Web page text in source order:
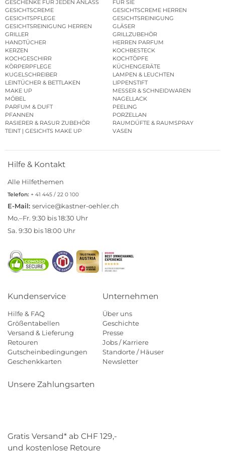
GESCHENKE FÜR JEDEN ANLASS
FÜR SIE
GESICHTSCREME
GESICHTSCREME HERREN
GESICHTSPFLEGE
GESICHTSREINIGUNG
GESICHTSREINIGUNG HERREN
GLÄSER
GRILLER
GRILLZUBEHÖR
HANDTÜCHER
HERREN PARFUM
KERZEN
KOCHBESTECK
KOCHGESCHIRR
KOCHTÖPFE
KÖRPERPFLEGE
KÜCHENGERÄTE
KUGELSCHREIBER
LAMPEN & LEUCHTEN
LEINTÜCHER & BETTLAKEN
LIPPENSTIFT
MAKE UP
MESSER & SCHNEIDWAREN
MÖBEL
NAGELLACK
PARFUM & DUFT
PEELING
PFANNEN
PORZELLAN
RASIERER & RASUR ZUBEHÖR
RAUMDÜFTE & RAUMSPRAY
TEINT | GESICHTS MAKE UP
VASEN
Hilfe & Kontakt
Alle Hilfethemen
Telefon: + 41 445 / 22 0 100
E-Mail: service@kastner-oehler.ch
Mo.–Fr. 9:30 bis 18:30 Uhr
Sa. 9:30 bis 18:00 Uhr
Kundenservice
Hilfe & FAQ
Größentabellen
Versand & Lieferung
Retouren
Gutscheinbedingungen
Geschenkkarten
Unternehmen
Über uns
Geschichte
Presse
Jobs / Karriere
Standorte / Häuser
Newsletter
Unsere Zahlungsarten
Gratis Versand* ab CHF 129,-
und kostenlose Retoure